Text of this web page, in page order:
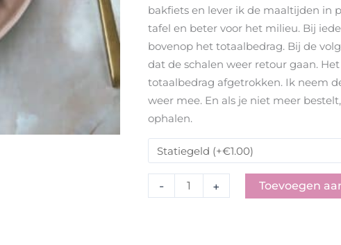
bakfiets en lever ik de maaltijden in
tafel en beter voor het milieu. Bij
bovenop het totaalbedrag. Bij de
dat de schalen weer retour gaan.
totaalbedrag afgetrokken. Ik neem
weer mee. En als je niet meer
ophalen.
-
en
ei
aantal
+ Toevoegen